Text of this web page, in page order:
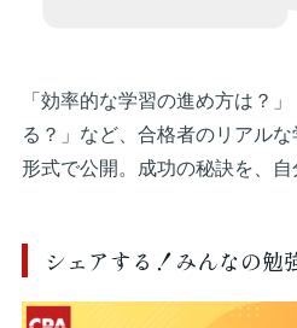
「効率的な学習の進め方は？
る？」など、合格者のリアル
形式で公開。成功の秘訣を、自
シェアする！みんなの勉